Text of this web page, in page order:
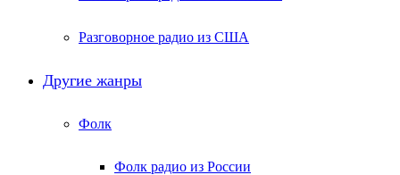
Разговорное радио из США
Другие жанры
Фолк
Фолк радио из России